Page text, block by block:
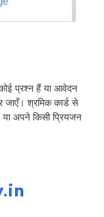
प्रश्न हैं या आवेदन
जाएँ। श्रमिक कार्ड से
या अपने किसी प्रियजन